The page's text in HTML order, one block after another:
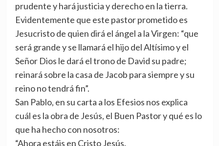
prudente y hará justicia y derecho en la tierra.
Evidentemente que este pastor prometido es
Jesucristo de quien dirá el ángel a la Virgen: “que
será grande y se llamará el hijo del Altísimo y el
Señor Dios le dará el trono de David su padre;
reinará sobre la casa de Jacob para siempre y su
reino no tendrá fin”.
San Pablo, en su carta a los Efesios nos explica
cuál es la obra de Jesús, el Buen Pastor y qué es lo
que ha hecho con nosotros:
“Ahora estáis en Cristo Jesús.